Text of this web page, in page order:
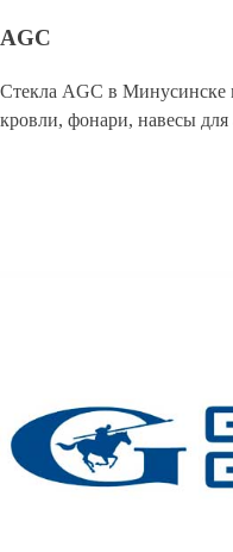
AGC
Стекла AGC в Минусинске
кровли, фонари, навесы для